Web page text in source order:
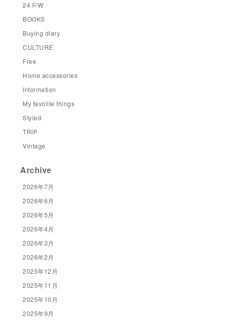
24 F/W
BOOKS
Buying diary
CULTURE
Free
Home accessories
Information
My favolite things
Styled
TRIP
Vintage
Archive
2026年7月
2026年6月
2026年5月
2026年4月
2026年3月
2026年2月
2025年12月
2025年11月
2025年10月
2025年9月